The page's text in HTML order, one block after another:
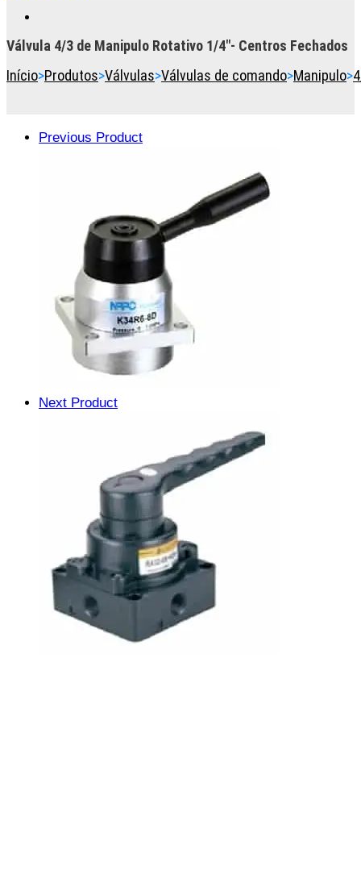
button
expand
Válvula 4/3 de Manipulo Rotativo 1/4″- Centros Fechados
Início>Produtos>Válvulas>Válvulas de comando>Manipulo>
Previous Product
Next Product